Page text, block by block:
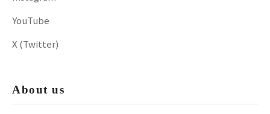
YouTube
X (Twitter)
About us